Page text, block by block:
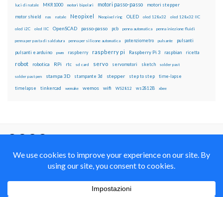
luci di natale MKR1000 motori bipolari motori passo-passo motori stepper
motor shield nas natale Neopixel Neopixel ring OLED oled 128x32 oled 128x32 IIC
oled i2C oled IIC OpenSCAD passo-passo pcb penna automatica penna iniezione fluidi
penna per pasta di saldatura penna per silicone automatica potenziometro pulsante pulsanti
pulsanti e arduino pwm raspberry raspberry pi Raspberry Pi 3 raspbian ricetta
robot robotica RPi rtc sd card servo servomotori sketch solder past
solder past pen stampa 3D stampante 3d stepper step to step time-lapse
timelapse tinkercad wemake wemos wifi WS2812 ws2812B xbee
Alike 4.0 International